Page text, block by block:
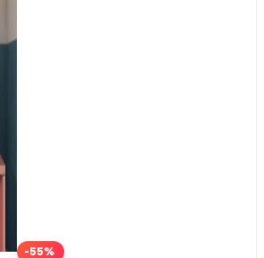
-55%